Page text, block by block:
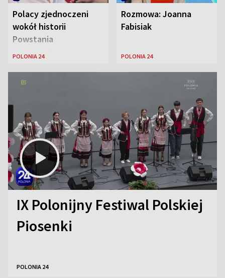
Polacy zjednoczeni
wokół historii
Powstania
Warszawskiego
POLONIA 24
Rozmowa: Joanna
Fabisiak
POLONIA 24
IX Polonijny Festiwal Polskiej
Piosenki
POLONIA 24